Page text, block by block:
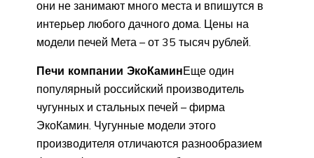
они не занимают много места и впишутся в
интерьер любого дачного дома. Цены на
модели печей Мета – от 35 тысяч рублей.
Печи компании ЭкоКаминЕще один
популярный российский производитель
чугунных и стальных печей – фирма
ЭкоКамин. Чугунные модели этого
производителя отличаются разнообразием